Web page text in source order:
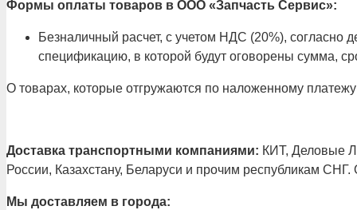
Формы оплаты товаров в ООО «Запчасть Сервис»:
Безналичный расчет, с учетом НДС (20%),
спецификацию, в которой будут оговорены сумма,
О товарах, которые отгружаются по наложенному
Доставка транспортными компаниями: КИТ, Деловые
России, Казахстану, Беларуси и прочим республикам
Мы доставляем в города: